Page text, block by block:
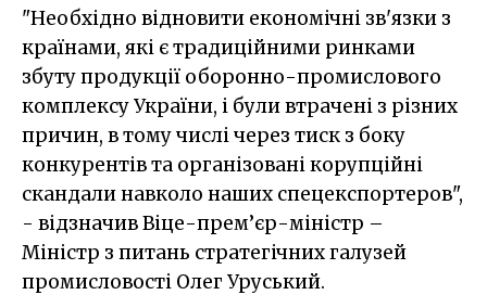
"Необхідно відновити економічні зв'язки з
країнами, які є традиційними ринками
збуту продукції оборонно-промислового
комплексу України, і були втрачені з різних
причин, в тому числі через тиск з боку
конкурентів та організовані корупційні
скандали навколо наших спецекспортеров",
- відзначив Віце-прем’єр-міністр –
Міністр з питань стратегічних галузей
промисловості Олег Уруський.